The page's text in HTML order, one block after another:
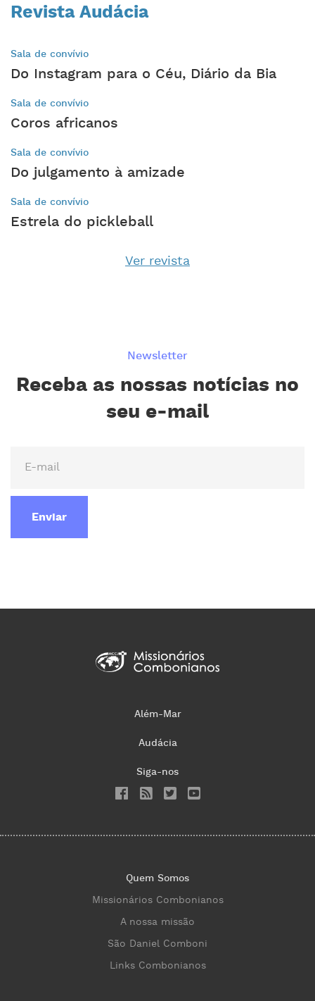
Revista Audácia
Sala de convívio
Do Instagram para o Céu, Diário da Bia
Sala de convívio
Coros africanos
Sala de convívio
Do julgamento à amizade
Sala de convívio
Estrela do pickleball
Ver revista
Newsletter
Receba as nossas notícias no
seu e-mail
Enviar
Além-Mar
Audácia
Siga-nos
Quem Somos
Missionários Combonianos
A nossa missão
São Daniel Comboni
Links Combonianos